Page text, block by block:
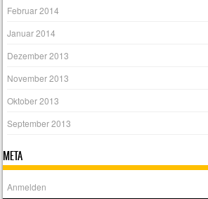
Februar 2014
Januar 2014
Dezember 2013
November 2013
Oktober 2013
September 2013
META
Anmelden